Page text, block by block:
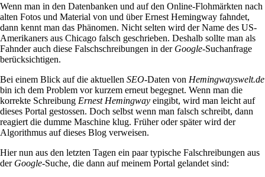
Wenn man in den Datenbanken und auf den Online-Flohmärkten nach
alten Fotos und Material von und über Ernest Hemingway fahndet,
dann kennt man das Phänomen. Nicht selten wird der Name des US-
Amerikaners aus Chicago falsch geschrieben. Deshalb sollte man als
Fahnder auch diese Falschschreibungen in der Google-Suchanfrage
berücksichtigen.
Bei einem Blick auf die aktuellen SEO-Daten von Hemingwayswelt.de
bin ich dem Problem vor kurzem erneut begegnet. Wenn man die
korrekte Schreibung Ernest Hemingway eingibt, wird man leicht auf
dieses Portal gestossen. Doch selbst wenn man falsch schreibt, dann
reagiert die dumme Maschine klug. Früher oder später wird der
Algorithmus auf dieses Blog verweisen.
Hier nun aus den letzten Tagen ein paar typische Falschreibungen aus
der Google-Suche, die dann auf meinem Portal gelandet sind: